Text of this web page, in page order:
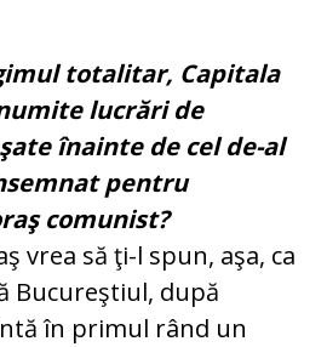
totalitar, Capitala
lucrări de
înainte de cel de-al
pentru
comunist?
vrea să ţi-l spun, aşa, ca
Bucureştiul, după
în primul rând un